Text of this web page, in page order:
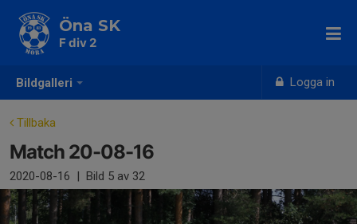
Bildgalleri Logga in
Öna SK
F div 2
Tillbaka
Match 20-08-16
2020-08-16 | Bild 5 av 32